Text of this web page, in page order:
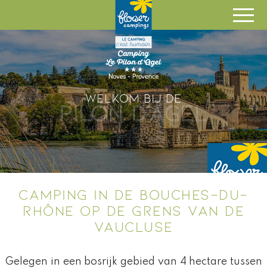
OPEN VAN 1 MEI TOT 15
SEPTEMBER 2025
Welkom bij de
CAMPING IN DE BOUCHES-DU-
RHÔNE OP DE GRENS VAN DE
VAUCLUSE
Gelegen in een bosrijk gebied van 4 hectare tussen